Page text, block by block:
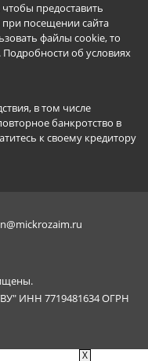
предоставить
посещении сайта
файлы cookie, то
Подробности об условиях
в том числе
банкротство в
к своему кредитору
ИНН 7719481634 ОГРН
X